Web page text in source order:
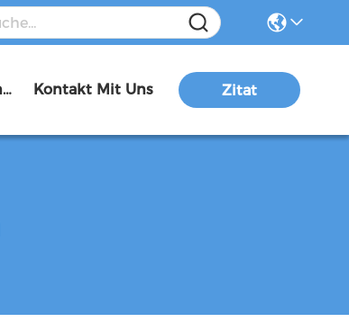
Unternehmensnachrichten Kontakt Mit Uns Zitat